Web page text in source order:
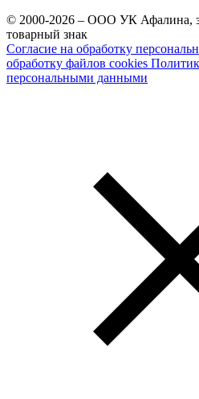
© 2000-2026 – ООО УК Афалина,
товарный знак
Согласие на обработку
обработку файлов cookies
персональными данными